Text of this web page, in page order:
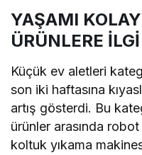
YAŞAMI
ÜRÜNLERE
Küçük ev aletleri
son iki haftasına
artış gösterdi. Bu
ürünler arasında
koltuk yıkama